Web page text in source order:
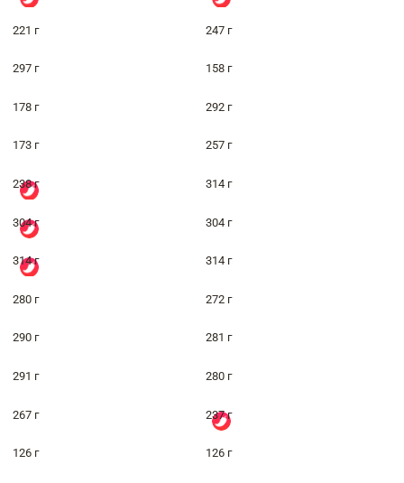
221 г 247 г
297 г 158 г
178 г 292 г
173 г 257 г
238 г 314 г
304 г 304 г
314 г 314 г
280 г 272 г
290 г 281 г
291 г 280 г
267 г 237 г
126 г 126 г